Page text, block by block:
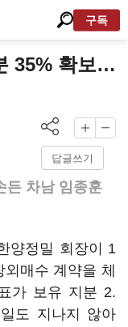
구독
35% 확보…
답글쓰기
든 차남 임종훈
양정밀 회장이 1
매수 계약을 체
가 보유 지분 2.
도 지나지 않아